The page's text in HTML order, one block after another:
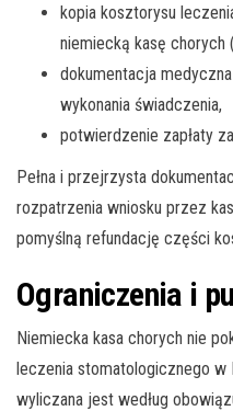
kopia kosztorysu
niemiecką kasę
dokumentacja
wykonania świadczenia,
potwierdzenie zapłaty
Pełna i przejrzysta
rozpatrzenia wniosku przez
pomyślną refundację części
Ograniczenia i
Niemiecka kasa chorych nie
leczenia stomatologicznego w
wyliczana jest według